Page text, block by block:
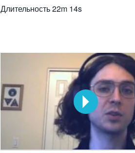
Длительность22m 14s